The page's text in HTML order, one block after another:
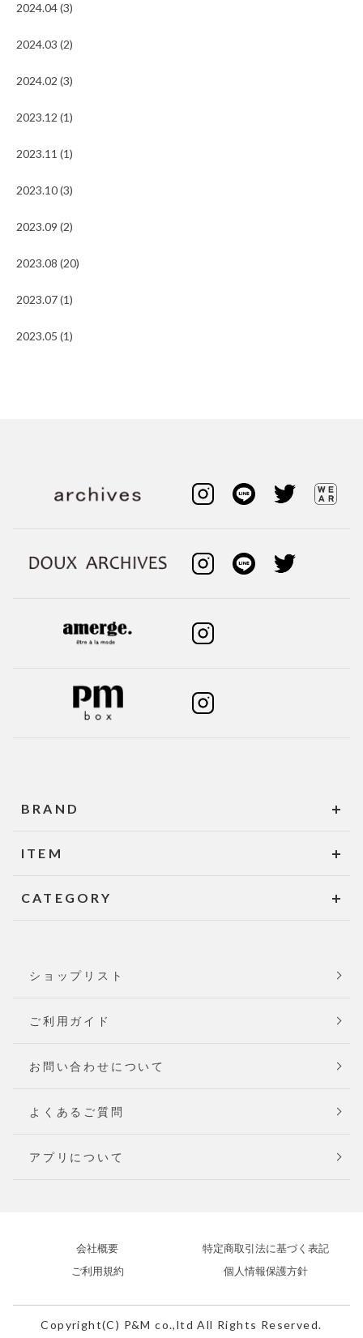
2024.04 (3)
2024.03 (2)
2024.02 (3)
2023.12 (1)
2023.11 (1)
2023.10 (3)
2023.09 (2)
2023.08 (20)
2023.07 (1)
2023.05 (1)
BRAND
ITEM
CATEGORY
ショップリスト
ご利用ガイド
お問い合わせについて
よくあるご質問
アプリについて
会社概要
特定商取引法に基づく表記
ご利用規約
個人情報保護方針
Copyright(C) P&M co.,ltd All Rights Reserved.